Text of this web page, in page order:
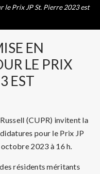
le Prix JP St. Pierre 2023 est
EN
LE PRIX
EST
(CUPR) invitent la
pour le Prix JP
2023 à 16 h.
résidents méritants